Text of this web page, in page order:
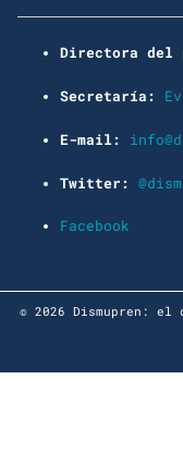
Directora del
Secretaría:
E-mail:
Twitter:
Facebook
© 2026 Dismupren: